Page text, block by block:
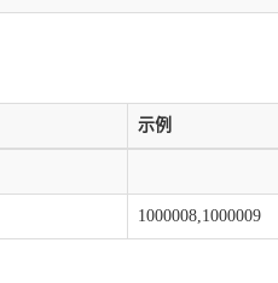
示例
1000008,1000009